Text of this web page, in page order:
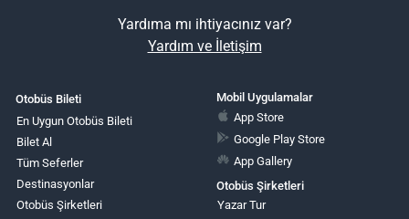
Yardıma mı ihtiyacınız var?
Yardım ve İletişim
Otobüs Bileti
En Uygun Otobüs Bileti
Bilet Al
Tüm Seferler
Destinasyonlar
Otobüs Şirketleri
Mobil Uygulamalar
App Store
Google Play Store
App Gallery
Otobüs Şirketleri
Yazar Tur